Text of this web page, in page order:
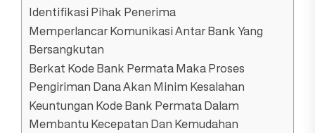
Identifikasi Pihak Penerima
Memperlancar Komunikasi Antar Bank Yang
Bersangkutan
Berkat Kode Bank Permata Maka Proses
Pengiriman Dana Akan Minim Kesalahan
Keuntungan Kode Bank Permata Dalam
Membantu Kecepatan Dan Kemudahan